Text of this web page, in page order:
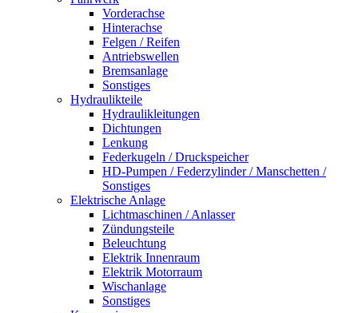
Vorderachse
Hinterachse
Felgen / Reifen
Antriebswellen
Bremsanlage
Sonstiges
Hydraulikteile
Hydraulikleitungen
Dichtungen
Lenkung
Federkugeln / Druckspeicher
HD-Pumpen / Federzylinder / Manschetten /
Sonstiges
Elektrische Anlage
Lichtmaschinen / Anlasser
Zündungsteile
Beleuchtung
Elektrik Innenraum
Elektrik Motorraum
Wischanlage
Sonstiges